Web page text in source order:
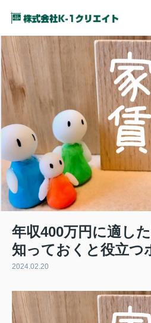
年収400万円に適し
知っておくと役立つ
2024.02.20